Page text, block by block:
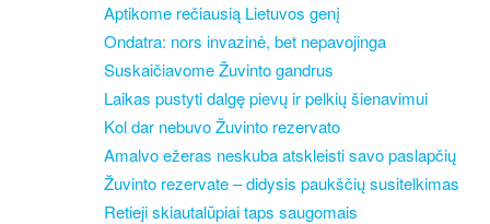
Aptikome rečiausią Lietuvos genį
Ondatra: nors invazinė, bet nepavojinga
Suskaičiavome Žuvinto gandrus
Laikas pustyti dalgę pievų ir pelkių šienavimui
Kol dar nebuvo Žuvinto rezervato
Amalvo ežeras neskuba atskleisti savo paslapčių
Žuvinto rezervate – didysis paukščių susitelkimas
Retieji skiautalūpiai taps saugomais